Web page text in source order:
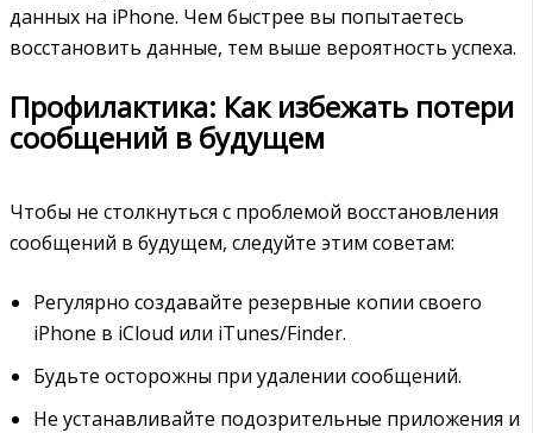
данных на iPhone. Чем быстрее вы попытаетесь
восстановить данные, тем выше вероятность успеха.
Профилактика: Как избежать потери
сообщений в будущем
Чтобы не столкнуться с проблемой восстановления
сообщений в будущем, следуйте этим советам:
Регулярно создавайте резервные копии своего
iPhone в iCloud или iTunes/Finder.
Будьте осторожны при удалении сообщений.
Не устанавливайте подозрительные приложения и